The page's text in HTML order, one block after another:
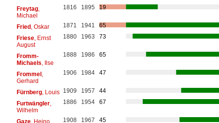
Freytag,
Michael
1816 1895 19
Fried, Oskar 1871 1941
65
Friese, Ernst
August
1880 1963 73
Fromm-
Michaels , Ilse
1888 1986 65
Frommel,
Gerhard
1906 1984 47
Fürnberg, Louis 1909 1957
44
Furtwängler,
Wilhelm
1886 1954 67
Gaze, Heino 1908 1967
45